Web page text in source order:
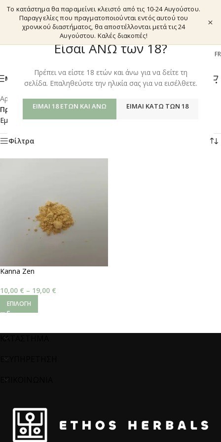
Είσαι ΑΝΩ των 18?
Πρέπει να είστε 18 ετών και άνω για να δείτε τη
σελίδα. Επαληθεύστε την ηλικία σας για να εισέλθετε.
ΕΊΜΑΙ 18 ΕΤΏΝ ΚΑΙ ΆΝΩ ΕΊΜΑΙ ΚΆΤΩ ΤΩΝ 18
Το κατάστημα θα παραμείνει κλειστό από τις 10-24 Αυγούστου.
Παραγγελίες που πραγματοποιούνται εντός αυτού του
χρονικού διαστήματος, θα αποστέλλονται μετά τις 24
Αυγούστου. Καλές διακοπές!
×
EL FR
ΜΕΝΟΎ
Αρχική σελίδα/Shop/
Προϊόντα με ετικέτα “KANNA EXTRACT ZEN”
Εμφάνιση του μοναδικού αποτελέσματος
Φίλτρα
Kanna Zen
10,00 € – 19,00 €
ΕΠΙΛΟΓΉ
ΚΑΤΑΣΤΗΜΑ
ΕΞΥΠΗΡΕΤΗΣΗ
ΕΠΙΚΟΙΝΩΝΙΑ